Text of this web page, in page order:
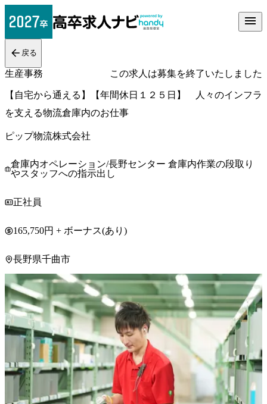
戻る
生産事務 この求人は募集を終了いたしました
【自宅から通える】【年間休日１２５日】 人々のインフラ
を支える物流倉庫内のお仕事
ピップ物流株式会社
倉庫内オペレーション/長野センター 倉庫内作業の段取り
やスタッフへの指示出し
正社員
165,750円 + ボーナス(あり)
長野県千曲市